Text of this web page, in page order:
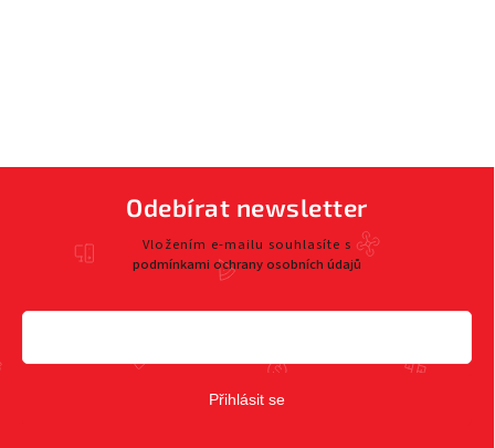
Odebírat newsletter
Vložením e-mailu souhlasíte s
podmínkami ochrany osobních údajů
Přihlásit se